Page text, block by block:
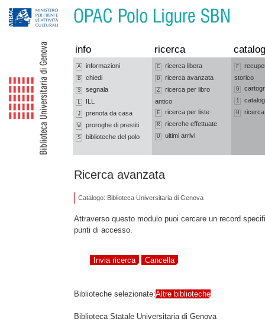
info ricerca
A informazioni
B chiedi
S segnala
L ILL
J prenota da casa
W proroghe di prestiti
S biblioteche del polo
C ricerca libera
D ricerca avanzata
Z
ricerca per libro
antico
E ricerca per liste
R ricerche effettuate
U ultimi arrivi
F
storico
G
1
H ricerca
Ricerca avanzata
Catalogo: Biblioteca Universitaria di Genova
Attraverso questo modulo puoi cercare un record
punti di accesso.
Biblioteche selezionate:Altre biblioteche
Biblioteca Statale Universitaria di Genova